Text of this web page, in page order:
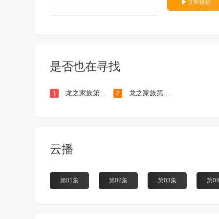
立即播放
是否也在寻找
1 龙之家族第二季 2 龙之家族第一季
云播
第01集 第02集 第03集 第